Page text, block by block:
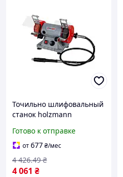
Точильно шлифовальный
станок holzmann
заточки шлифовки
Готово к отправке
от677₴/мес
4 061 ₴
4 426.49 ₴